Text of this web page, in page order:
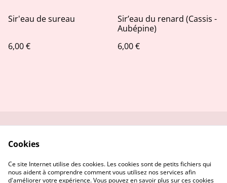
Sir'eau de sureau
6,00 €
Sir’eau du renard (Cassis -
Aubépine)
6,00 €
confidentialité
Cookies
Ce site Internet utilise des cookies. Les cookies sont de petits fichiers qui
nous aident à comprendre comment vous utilisez nos services afin
d'améliorer votre expérience. Vous pouvez en savoir plus sur ces cookies